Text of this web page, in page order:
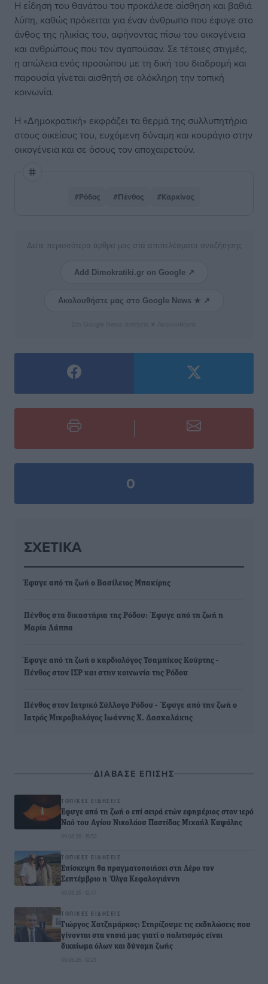
Η είδηση του θανάτου του προκάλεσε αίσθηση και βαθιά
λύπη, καθώς πρόκειται για έναν άνθρωπο που έφυγε στο
άνθος της ηλικίας του, αφήνοντας πίσω του οικογένεια
και ανθρώπους που τον αγαπούσαν. Σε τέτοιες στιγμές,
η απώλεια ενός προσώπου με τη δική του διαδρομή και
παρουσία γίνεται αισθητή σε ολόκληρη την τοπική
κοινωνία.
Η «Δημοκρατική» εκφράζει τα θερμά της συλλυπητήρια
στους οικείους του, ευχόμενη δύναμη και κουράγιο στην
οικογένεια και σε όσους τον αποχαιρετούν.
#Ρόδος #Πένθος #Καρκίνος
Δείτε περισσότερα άρθρα μας στα αποτελέσματα αναζήτησης
Add Dimokratiki.gr on Google ↗
Ακολουθήστε μας στο Google News ★ ↗
0
ΣΧΕΤΙΚΆ
Έφυγε από τη ζωή ο Βασίλειος Μπακίρης
Πένθος στα δικαστήρια της Ρόδου: Έφυγε από τη ζωή η
Μαρία Λάππα
Έφυγε από τη ζωή ο καρδιολόγος Τσαμπίκος Κούρτης -
Πένθος στον ΙΣΡ και στην κοινωνία της Ρόδου
Πένθος στον Ιατρικό Σύλλογο Ρόδου - Έφυγε από την ζωή ο
Ιατρός Μικροβιολόγος Ιωάννης Χ. Δασκαλάκης
ΔΙΑΒΑΣΕ ΕΠΙΣΗΣ
ΤΟΠΙΚΈΣ ΕΙΔΉΣΕΙΣ
Έφυγε από τη ζωή ο επί σειρά ετών εφημέριος στον ιερό
Ναό του Αγίου Νικολάου Παστίδας Μιχαήλ Καψάλης
09.08.26 · 15:52
ΤΟΠΙΚΈΣ ΕΙΔΉΣΕΙΣ
Επίσκεψη θα πραγματοποιήσει στη Λέρο τον
Σεπτέμβριο η Όλγα Κεφαλογιάννη
09.08.26 · 12:47
ΤΟΠΙΚΈΣ ΕΙΔΉΣΕΙΣ
Γιώργος Χατζημάρκος: Στηρίζουμε τις εκδηλώσεις που
γίνονται στα νησιά μας γιατί ο πολιτισμός είναι
δικαίωμα όλων και δύναμη ζωής
09.08.26 · 12:21